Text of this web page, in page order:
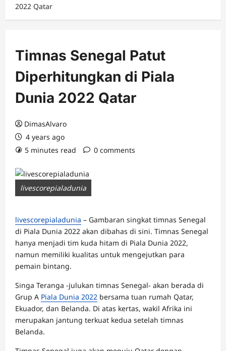
2022 Qatar
Timnas Senegal Patut
Diperhitungkan di Piala
Dunia 2022 Qatar
DimasAlvaro
4 years ago
5 minutes read
0 comments
livescorepialadunia
livescorepialadunia – Gambaran singkat timnas Senegal
di Piala Dunia 2022 akan dibahas di sini. Timnas Senegal
hanya menjadi tim kuda hitam di Piala Dunia 2022,
namun memiliki kualitas untuk mengejutkan para
pemain bintang.
Singa Teranga -julukan timnas Senegal- akan berada di
Grup A Piala Dunia 2022 bersama tuan rumah Qatar,
Ekuador, dan Belanda. Di atas kertas, wakil Afrika ini
merupakan jantung terkuat kedua setelah timnas
Belanda.